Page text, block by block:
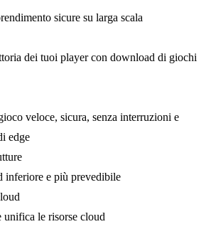
sicure su larga scala
dei tuoi player con download di giochi
veloce, sicura, senza interruzioni e
edge
inferiore e più prevedibile
unifica le risorse cloud